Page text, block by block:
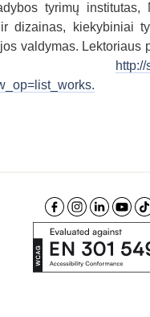
tyrimų institutas,
dizainas, kiekybiniai
valdymas. Lektoriaus